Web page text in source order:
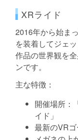
XRライド
2016年から始ま
を装着してジェ
作品の世界観を
ンです。
主な特徴：
開催場所：
イド」
最新のVR